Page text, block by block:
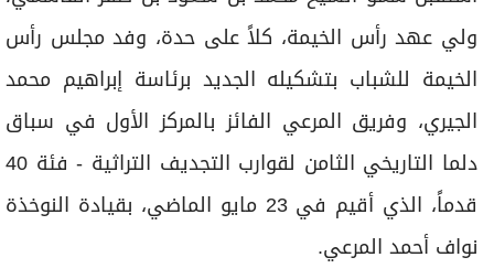
ولي عهد رأس الخيمة، كلاً على حدة، وفد مجلس رأس
الخيمة للشباب بتشكيله الجديد برئاسة إبراهيم محمد
الجيري، وفريق المرعي الفائز بالمركز الأول في سباق
دلما التاريخي الثامن لقوارب التجديف التراثية - فئة 40
قدماً، الذي أقيم في 23 مايو الماضي، بقيادة النوخذة
نواف أحمد المرعي.